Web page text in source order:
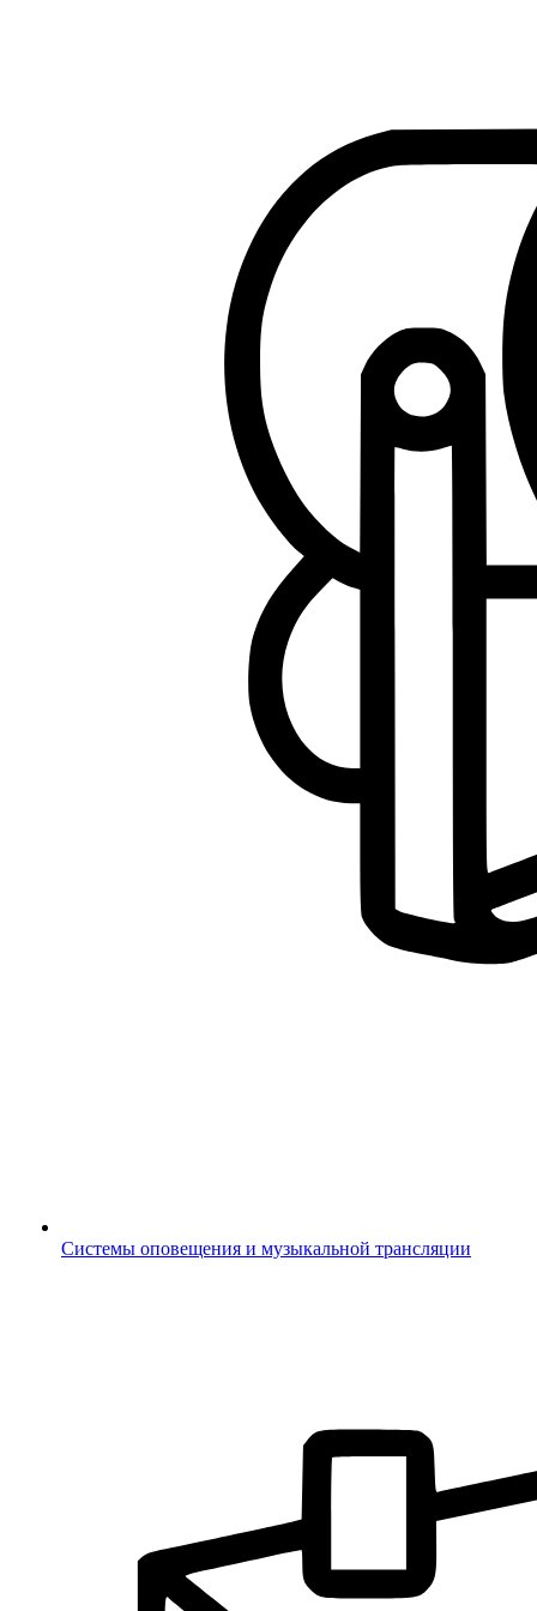
Системы оповещения и музыкальной трансляции